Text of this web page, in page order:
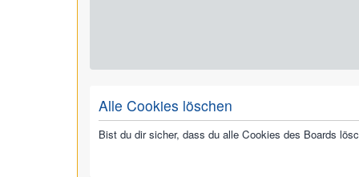
Alle Cookies löschen
Bist du dir sicher, dass du alle Cookies des Boards